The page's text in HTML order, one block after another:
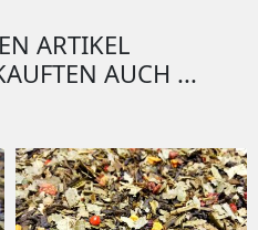
ARTIKEL
AUCH ...